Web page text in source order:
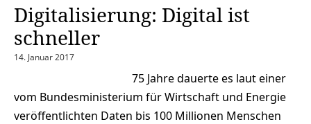
Digitalisierung: Digital ist
schneller
14. Januar 2017
75 Jahre dauerte es laut einer
vom Bundesministerium für Wirtschaft und Energie
veröffentlichten Daten bis 100 Millionen Menschen